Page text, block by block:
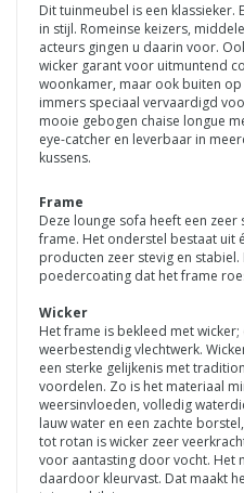
Dit tuinmeubel is een
in stijl. Romeinse keizers,
acteurs gingen u daarin voor.
wicker garant voor uitmuntend
woonkamer, maar ook buiten op
immers speciaal vervaardigd
mooie gebogen chaise longue
eye-catcher en leverbaar in
kussens.
Frame
Deze lounge sofa heeft een
frame. Het onderstel bestaat uit
producten zeer stevig en
poedercoating dat het frame
Wicker
Het frame is bekleed met
weerbestendig vlechtwerk.
een sterke gelijkenis met
voordelen. Zo is het materiaal
weersinvloeden, volledig
lauw water en een zachte
tot rotan is wicker zeer
voor aantasting door vocht. Het
daardoor kleurvast. Dat maakt